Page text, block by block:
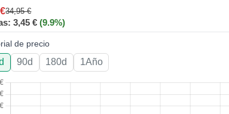
34,95€
€
3,45€ (9.9%)
de precio
90d 180d 1Año